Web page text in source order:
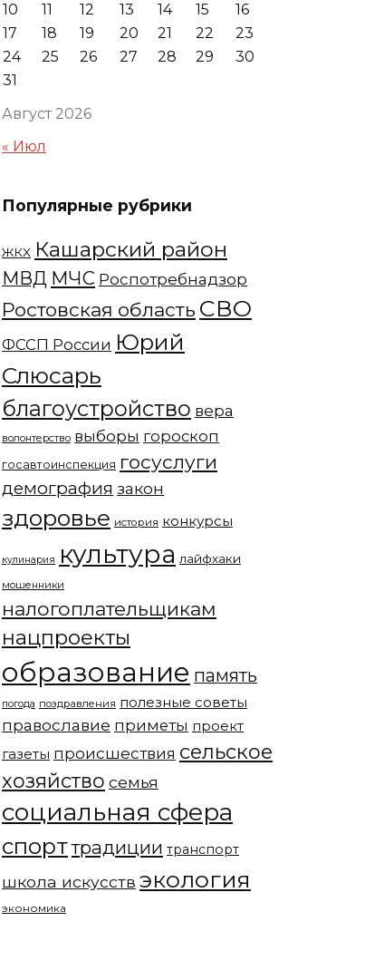
Август 2026
10
11 12 13 14 15
16
17
18 19 20 21 22
23
24
25 26 27 28 29
30
31
« Июл
Популярные рубрики
ЖКХ Кашарский район
МВД МЧС Роспотребнадзор
Ростовская область СВО
ФССП России Юрий
Слюсарь
благоустройство вера
волонтерство выборы гороскоп
госавтоинспекция госуслуги
демография закон
здоровье история конкурсы
кулинария культура лайфхаки
мошенники
налогоплательщикам
нацпроекты
образование память
погода поздравления полезные советы
православие приметы проект
газеты происшествия сельское
хозяйство семья
социальная сфера
спорттрадиции транспорт
школа искусств экология
экономика